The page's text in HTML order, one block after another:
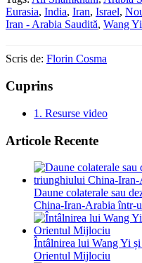
Eurasia, India, Iran, Israel,
Iran - Arabia Saudită, Wang Yi
Scris de: Florin Cosma
Cuprins
1. Resurse video
Articole Recente
Daune colaterale sau
China-Iran-Arabia într-
Întâlnirea lui Wang Yi
Orientul Mijlociu